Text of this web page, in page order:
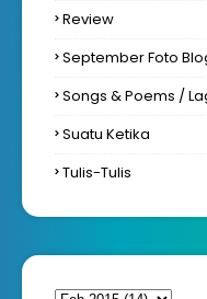
Review
September Foto
Songs & Poems /
Suatu Ketika
Tulis-Tulis